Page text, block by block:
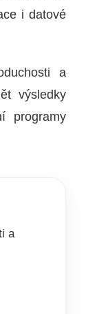
i datové
a
výsledky
programy
a